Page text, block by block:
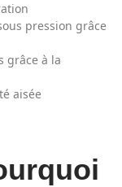
pression grâce
grâce à la
aisée